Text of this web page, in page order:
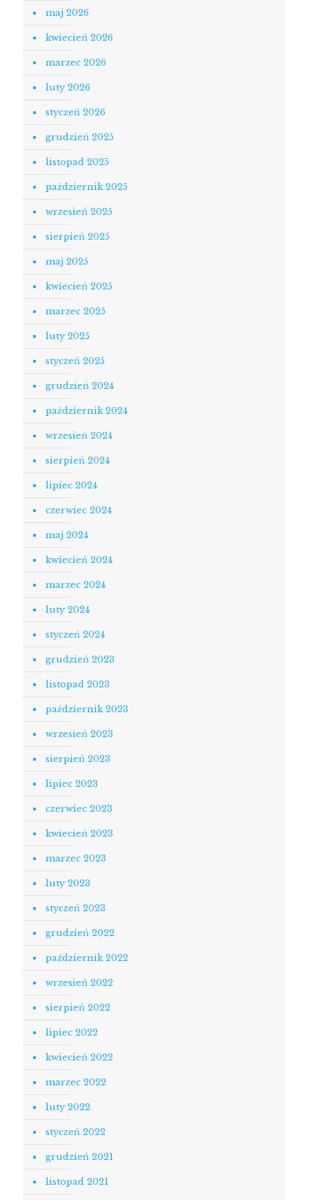
maj 2026
kwiecień 2026
marzec 2026
luty 2026
styczeń 2026
grudzień 2025
listopad 2025
październik 2025
wrzesień 2025
sierpień 2025
maj 2025
kwiecień 2025
marzec 2025
luty 2025
styczeń 2025
grudzień 2024
październik 2024
wrzesień 2024
sierpień 2024
lipiec 2024
czerwiec 2024
maj 2024
kwiecień 2024
marzec 2024
luty 2024
styczeń 2024
grudzień 2023
listopad 2023
październik 2023
wrzesień 2023
sierpień 2023
lipiec 2023
czerwiec 2023
kwiecień 2023
marzec 2023
luty 2023
styczeń 2023
grudzień 2022
październik 2022
wrzesień 2022
sierpień 2022
lipiec 2022
kwiecień 2022
marzec 2022
luty 2022
styczeń 2022
grudzień 2021
listopad 2021